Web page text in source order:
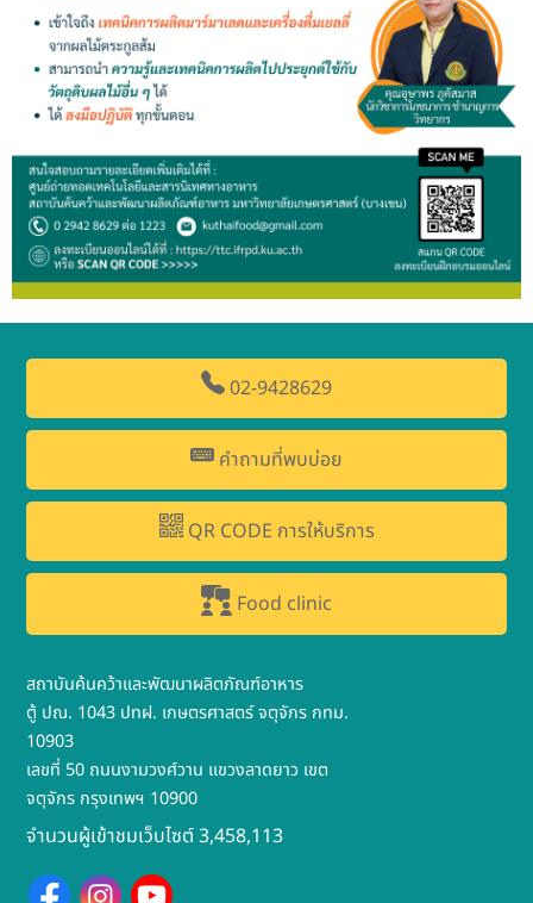
02-9428629
คำถามที่พบบ่อย
QR CODE การให้บริการ
Food clinic
สถาบันค้นคว้าและพัฒนาผลิตภัณฑ์อาหาร
ตู้ ปณ. 1043 ปทฝ. เกษตรศาสตร์ จตุจักร กทม.
10903
เลขที่ 50 ถนนงามวงศ์วาน แขวงลาดยาว เขต
จตุจักร กรุงเทพฯ 10900
จำนวนผู้เข้าชมเว็บไซต์ 3,458,113